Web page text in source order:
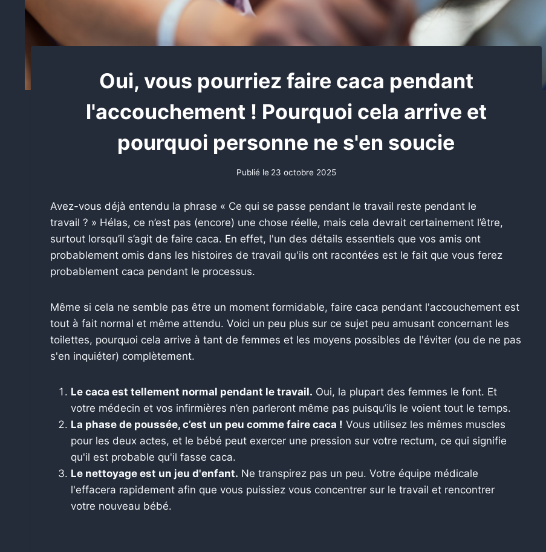
Oui, vous pourriez faire caca pendant
l'accouchement ! Pourquoi cela arrive et
pourquoi personne ne s'en soucie
Publié le 23 octobre 2025
Avez-vous déjà entendu la phrase « Ce qui se passe pendant le travail reste pendant le
travail ? » Hélas, ce n’est pas (encore) une chose réelle, mais cela devrait certainement l’être,
surtout lorsqu’il s’agit de faire caca. En effet, l'un des détails essentiels que vos amis ont
probablement omis dans les histoires de travail qu'ils ont racontées est le fait que vous ferez
probablement caca pendant le processus.
Même si cela ne semble pas être un moment formidable, faire caca pendant l'accouchement est
tout à fait normal et même attendu. Voici un peu plus sur ce sujet peu amusant concernant les
toilettes, pourquoi cela arrive à tant de femmes et les moyens possibles de l'éviter (ou de ne pas
s'en inquiéter) complètement.
Le caca est tellement normal pendant le travail. Oui, la plupart des femmes le font. Et
votre médecin et vos infirmières n’en parleront même pas puisqu’ils le voient tout le temps.
La phase de poussée, c’est un peu comme faire caca ! Vous utilisez les mêmes muscles
pour les deux actes, et le bébé peut exercer une pression sur votre rectum, ce qui signifie
qu'il est probable qu'il fasse caca.
Le nettoyage est un jeu d'enfant. Ne transpirez pas un peu. Votre équipe médicale
l'effacera rapidement afin que vous puissiez vous concentrer sur le travail et rencontrer
votre nouveau bébé.